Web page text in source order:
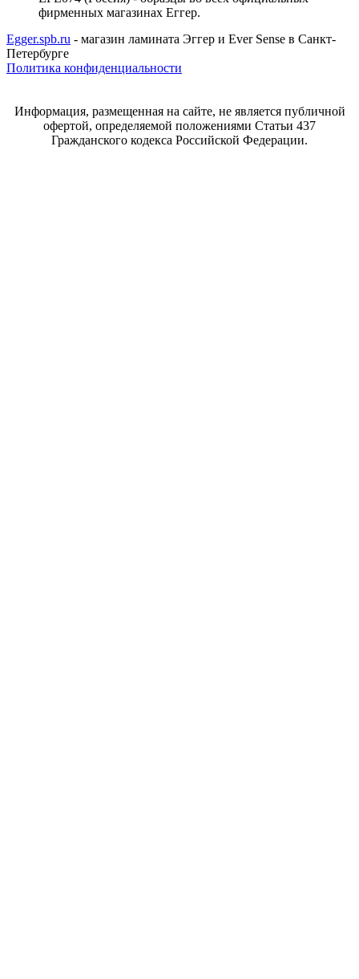
фирменных магазинах Еггер.
Egger.spb.ru - магазин ламината Эггер и Ever Sense в Санкт-
Петербурге
Политика конфиденциальности
Информация, размещенная на сайте, не является публичной
офертой, определяемой положениями Статьи 437
Гражданского кодекса Российской Федерации.